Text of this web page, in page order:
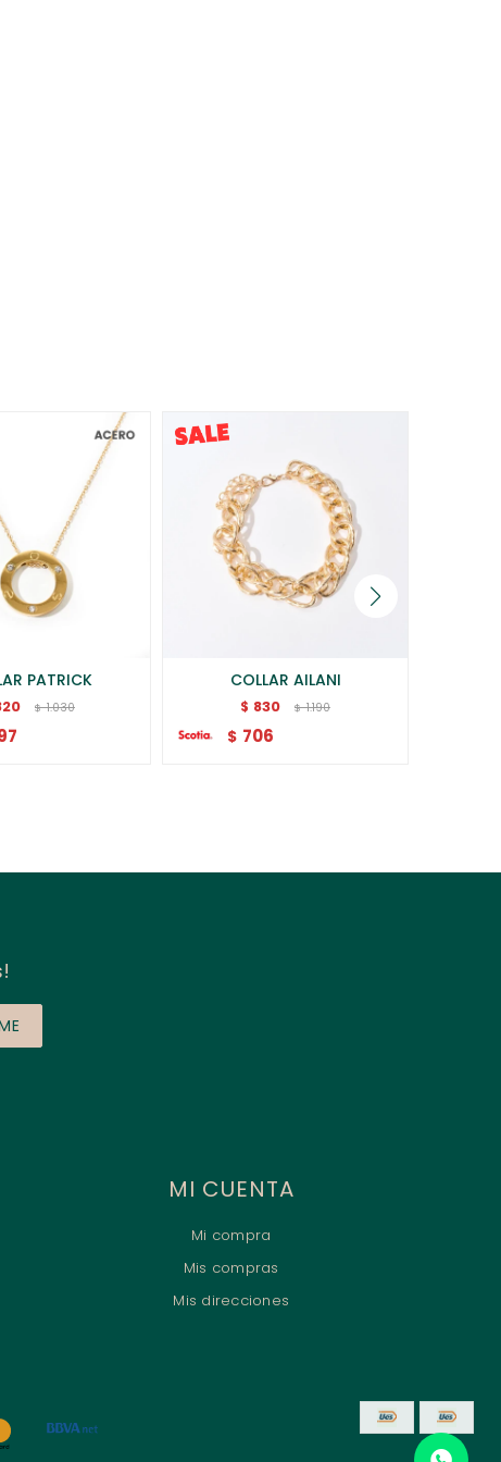
PATRICK
$ 1.030
COLLAR AILANI
$ 830 $ 1.190
$ 706
MI CUENTA
Mi compra
Mis compras
Mis direcciones